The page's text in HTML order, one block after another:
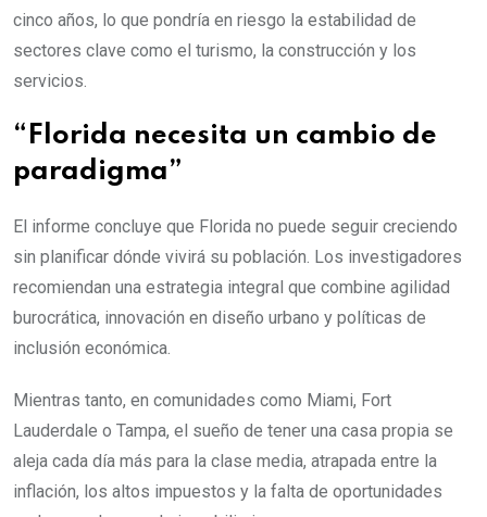
cinco años, lo que pondría en riesgo la estabilidad de
sectores clave como el turismo, la construcción y los
servicios.
“Florida necesita un cambio de
paradigma”
El informe concluye que Florida no puede seguir creciendo
sin planificar dónde vivirá su población. Los investigadores
recomiendan una estrategia integral que combine agilidad
burocrática, innovación en diseño urbano y políticas de
inclusión económica.
Mientras tanto, en comunidades como Miami, Fort
Lauderdale o Tampa, el sueño de tener una casa propia se
aleja cada día más para la clase media, atrapada entre la
inflación, los altos impuestos y la falta de oportunidades